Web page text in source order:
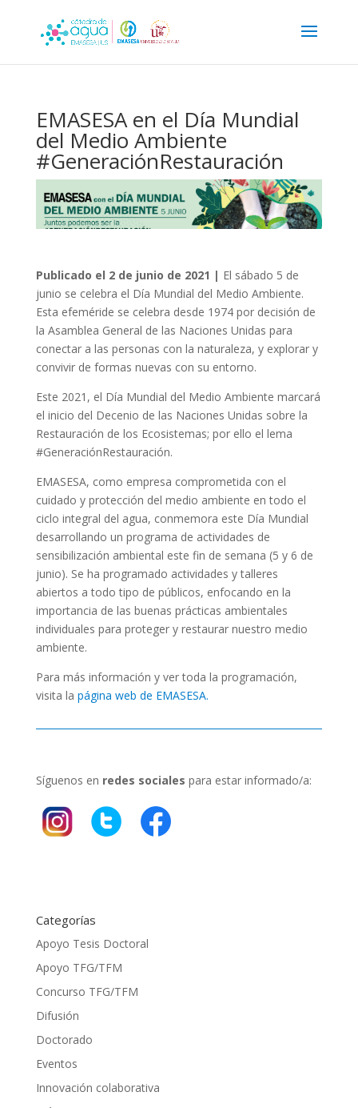
EMASESA en el Día Mundial
del Medio Ambiente
#GeneraciónRestauración
Publicado el 2 de junio de 2021 | El sábado 5 de
junio se celebra el Día Mundial del Medio Ambiente.
Esta efeméride se celebra desde 1974 por decisión de
la Asamblea General de las Naciones Unidas para
conectar a las personas con la naturaleza, y explorar y
convivir de formas nuevas con su entorno.
Este 2021, el Día Mundial del Medio Ambiente marcará
el inicio del Decenio de las Naciones Unidas sobre la
Restauración de los Ecosistemas; por ello el lema
#GeneraciónRestauración.
EMASESA, como empresa comprometida con el
cuidado y protección del medio ambiente en todo el
ciclo integral del agua, conmemora este Día Mundial
desarrollando un programa de actividades de
sensibilización ambiental este fin de semana (5 y 6 de
junio). Se ha programado actividades y talleres
abiertos a todo tipo de públicos, enfocando en la
importancia de las buenas prácticas ambientales
individuales para proteger y restaurar nuestro medio
ambiente.
Para más información y ver toda la programación,
visita la página web de EMASESA.
Síguenos en redes sociales para estar informado/a:
Categorías
Apoyo Tesis Doctoral
Apoyo TFG/TFM
Concurso TFG/TFM
Difusión
Doctorado
Eventos
Innovación colaborativa